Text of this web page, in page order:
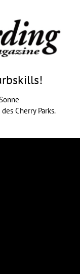
Cherry Parks.